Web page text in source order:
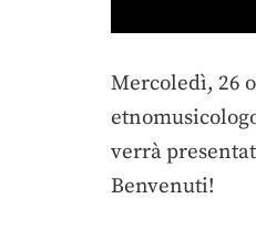
Mercoledì, 26
verrà
Benvenuti!